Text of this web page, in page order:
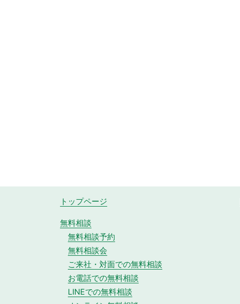
トップページ
無料相談
無料相談予約
無料相談会
ご来社・対面での無料相談
お電話での無料相談
LINEでの無料相談